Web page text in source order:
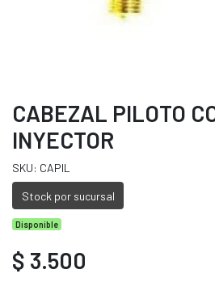
CABEZAL PILOTO
INYECTOR
SKU: CAPIL
Stock por sucursal
Disponible
$ 3.500